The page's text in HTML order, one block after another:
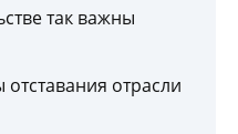
так важны
отрасли